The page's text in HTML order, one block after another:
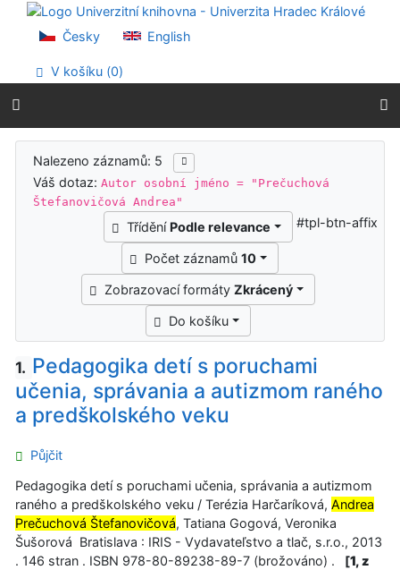
Přejít na obsah
Přejít na menu
Prohlášení o webové přístupnosti
Česky English
V košíku (0)
Výsledky vyhledávání
Nalezeno záznamů: 5
Váš dotaz:Autor osobní jméno = "Prečuchová
Štefanovičová Andrea"
Třídění Podle relevance
Počet záznamů 10
Zobrazovací formáty Zkrácený
Do košíku
#tpl-btn-affix
1. Pedagogika detí s poruchami
učenia, správania a autizmom raného
a predškolského veku
Půjčit
Pedagogika detí s poruchami učenia, správania a autizmom
raného a predškolského veku / Terézia Harčaríková, Andrea
Prečuchová Štefanovičová, Tatiana Gogová, Veronika
Šušorová Bratislava : IRIS - Vydavateľstvo a tlač, s.r.o., 2013
. 146 stran . ISBN 978-80-89238-89-7 (brožováno) .
[1, z